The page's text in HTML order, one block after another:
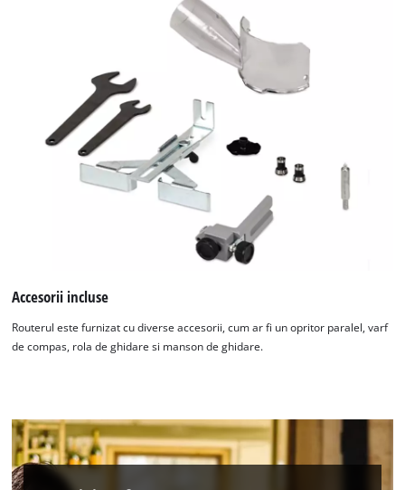
Accesorii incluse
Routerul este furnizat cu diverse accesorii, cum ar fi un opritor paralel, varf
de compas, rola de ghidare si manson de ghidare.